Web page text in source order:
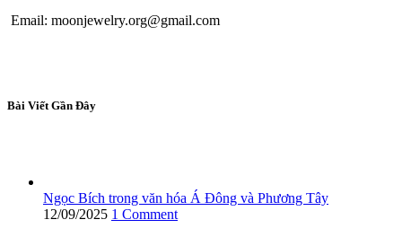
Email: moonjewelry.org@gmail.com
Bài Viết Gần Đây
Ngọc Bích trong văn hóa Á Đông và Phương Tây
12/09/2025 1 Comment